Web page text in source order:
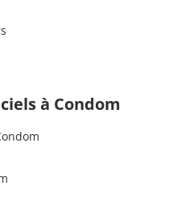
à Condom